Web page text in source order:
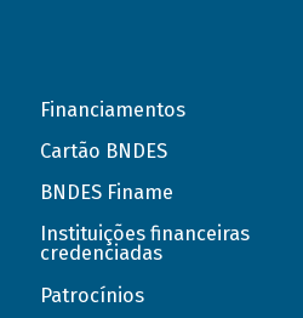
Financiamentos
Cartão BNDES
BNDES Finame
Instituições financeiras
credenciadas
Patrocínios